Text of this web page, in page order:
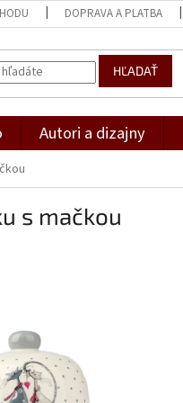
DOPRAVA A PLATBA
HĽADAŤ
Autori a dizajny
s mačkou